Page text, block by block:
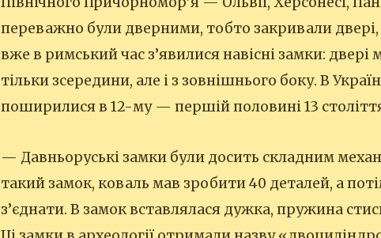
переважно були дверними, тобто закривали двері,
вже в римський час з’явилися навісні замки:
тільки зсередини, але і з зовнішнього боку. В
поширилися в 12-му — першій половині 13
— Давньоруські замки були досить складним
такий замок, коваль мав зробити 40 деталей, а
з’єднати. В замок вставлялася дужка, пружина